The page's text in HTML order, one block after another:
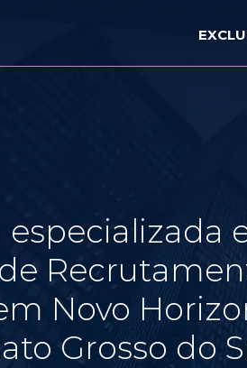
especializada
Novo
Grosso do